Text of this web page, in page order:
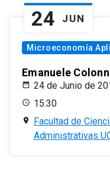
24 JUN
Microeconomía
Emanuele
24 de Junio de
15:30
Facultad de
Administrativas